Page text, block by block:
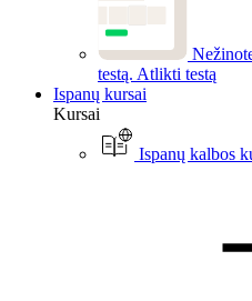
testą. Atlikti testą
Ispanų kursai
Kursai
Ispanų kalbos